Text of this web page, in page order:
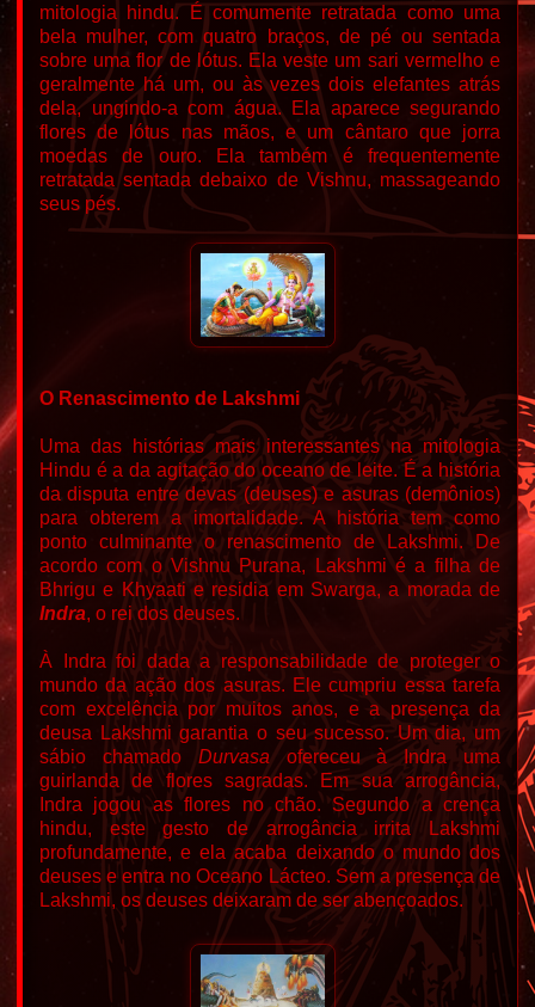
mitologia hindu. É comumente retratada como uma
bela mulher, com quatro braços, de pé ou sentada
sobre uma flor de lótus. Ela veste um sari vermelho e
geralmente há um, ou às vezes dois elefantes atrás
dela, ungindo-a com água. Ela aparece segurando
flores de lótus nas mãos, e um cântaro que jorra
moedas de ouro.
Ela também é frequentemente
retratada sentada debaixo de Vishnu, massageando
seus pés.
O Renascimento de Lakshmi
Uma das histórias mais interessantes na mitologia
Hindu é a da agitação do oceano de leite. É a história
da disputa entre devas (deuses) e asuras (demônios)
para obterem a imortalidade. A história tem como
ponto culminante o renascimento de Lakshmi.
De
acordo com o Vishnu Purana, Lakshmi é a filha de
Bhrigu e Khyaati e residia em Swarga, a morada de
Indra, o rei dos deuses.
À Indra foi dada a responsabilidade de proteger o
mundo da ação dos asuras. Ele cumpriu essa tarefa
com excelência por muitos anos, e a presença da
deusa Lakshmi garantia o seu sucesso. Um dia, um
sábio chamado Durvasaofereceu à Indra uma
guirlanda de flores sagradas. Em sua arrogância,
Indra jogou as flores no chão. Segundo a crença
hindu, este gesto de arrogância irrita Lakshmi
profundamente, e ela acaba deixando o mundo dos
deuses e entra no Oceano Lácteo. Sem a presença de
Lakshmi, os deuses deixaram de ser abençoados.